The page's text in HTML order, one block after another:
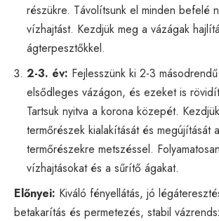
részükre. Távolítsunk el minden befelé
vízhajtást. Kezdjük meg a vázágak
ágterpesztőkkel.
2-3. év: Fejlesszünk ki 2-3
elsődleges vázágon, és ezeket is
Tartsuk nyitva a korona közepét.
termőrészek kialakítását és megújítását
termőrészekre metszéssel.
vízhajtásokat és a sűrítő ágakat.
Előnyei: Kiváló fényellátás, jó
betakarítás és permetezés, stabil